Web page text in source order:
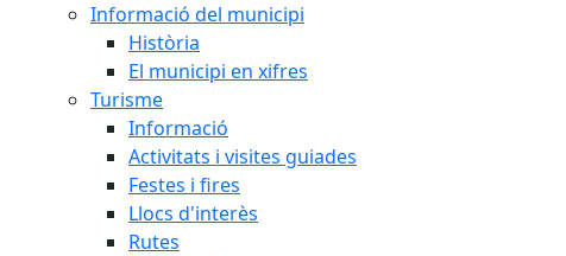
Informació del municipi
Història
El municipi en xifres
Turisme
Informació
Activitats i visites guiades
Festes i fires
Llocs d'interès
Rutes